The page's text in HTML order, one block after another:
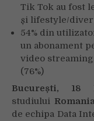
Tik Tok au fost
și lifestyle/
54% din
un abonament
video
(76%)
București, 18
studiului
de echipa Data